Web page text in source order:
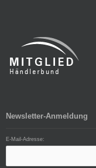
Newsletter-Anmeldung
E-Mail-Adresse: